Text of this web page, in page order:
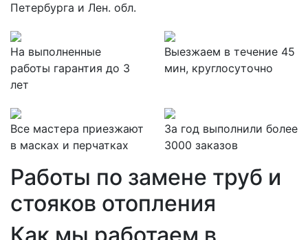
Петербурга и Лен. обл.
На выполненные
работы гарантия до 3
лет
Выезжаем в течение 45
мин, круглосуточно
Все мастера приезжают
в масках и перчатках
За год выполнили более
3000 заказов
Работы по замене труб и
стояков отопления